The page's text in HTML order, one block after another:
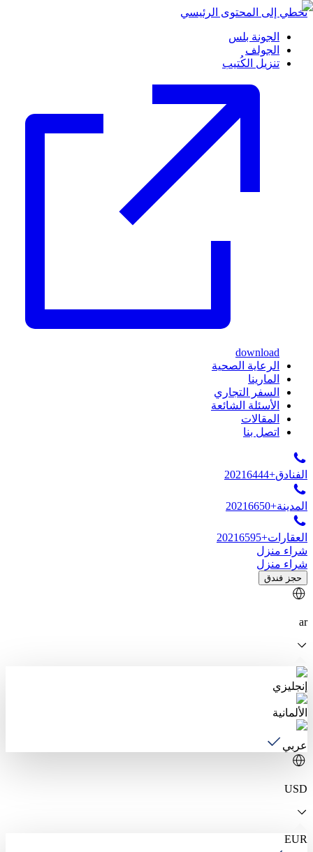
تخطي إلى المحتوى الرئيسي
الجونة بلس
الجولف
تنزيل الكُتيب
download
الرعاية الصحية
المارينا
السفر التجاري
الأسئلة الشائعة
المقالات
اتصل بنا
الفنادق+20216444
المدينة+20216650
العقارات+20216595
شراء منزل
شراء منزل
حجز فندق
ar
إنجليزي
الألمانية
عربي
USD
EUR